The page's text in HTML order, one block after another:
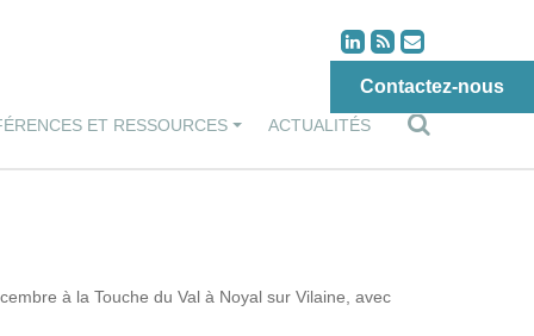
ET RESSOURCES ACTUALITÉS
à la Touche du Val à Noyal sur Vilaine, avec
Contactez-nous